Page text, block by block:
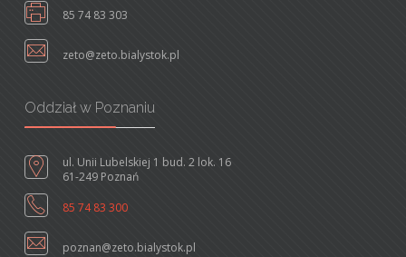
85 74 83 303
zeto@zeto.bialystok.pl
Oddział w Poznaniu
ul. Unii Lubelskiej 1 bud. 2 lok. 16
61-249 Poznań
85 74 83 300
poznan@zeto.bialystok.pl